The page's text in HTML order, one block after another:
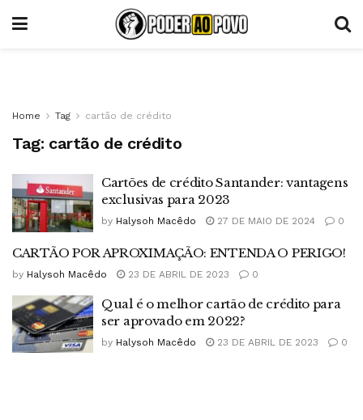
Home Tag cartão de crédito
Tag: cartão de crédito
Cartões de crédito Santander: vantagens
exclusivas para 2023
by Halysoh Macêdo 27 DE MAIO DE 2024 0
CARTÃO POR APROXIMAÇÃO: ENTENDA O PERIGO!
by Halysoh Macêdo 23 DE ABRIL DE 2023 0
Qual é o melhor cartão de crédito para
ser aprovado em 2022?
by Halysoh Macêdo 23 DE ABRIL DE 2023 0